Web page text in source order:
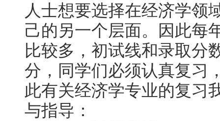
人士想要选择在经济学领
己的另一个层面。因此每
比较多，初试线和录取分
分，同学们必须认真复习
此有关经济学专业的复习
与指导：